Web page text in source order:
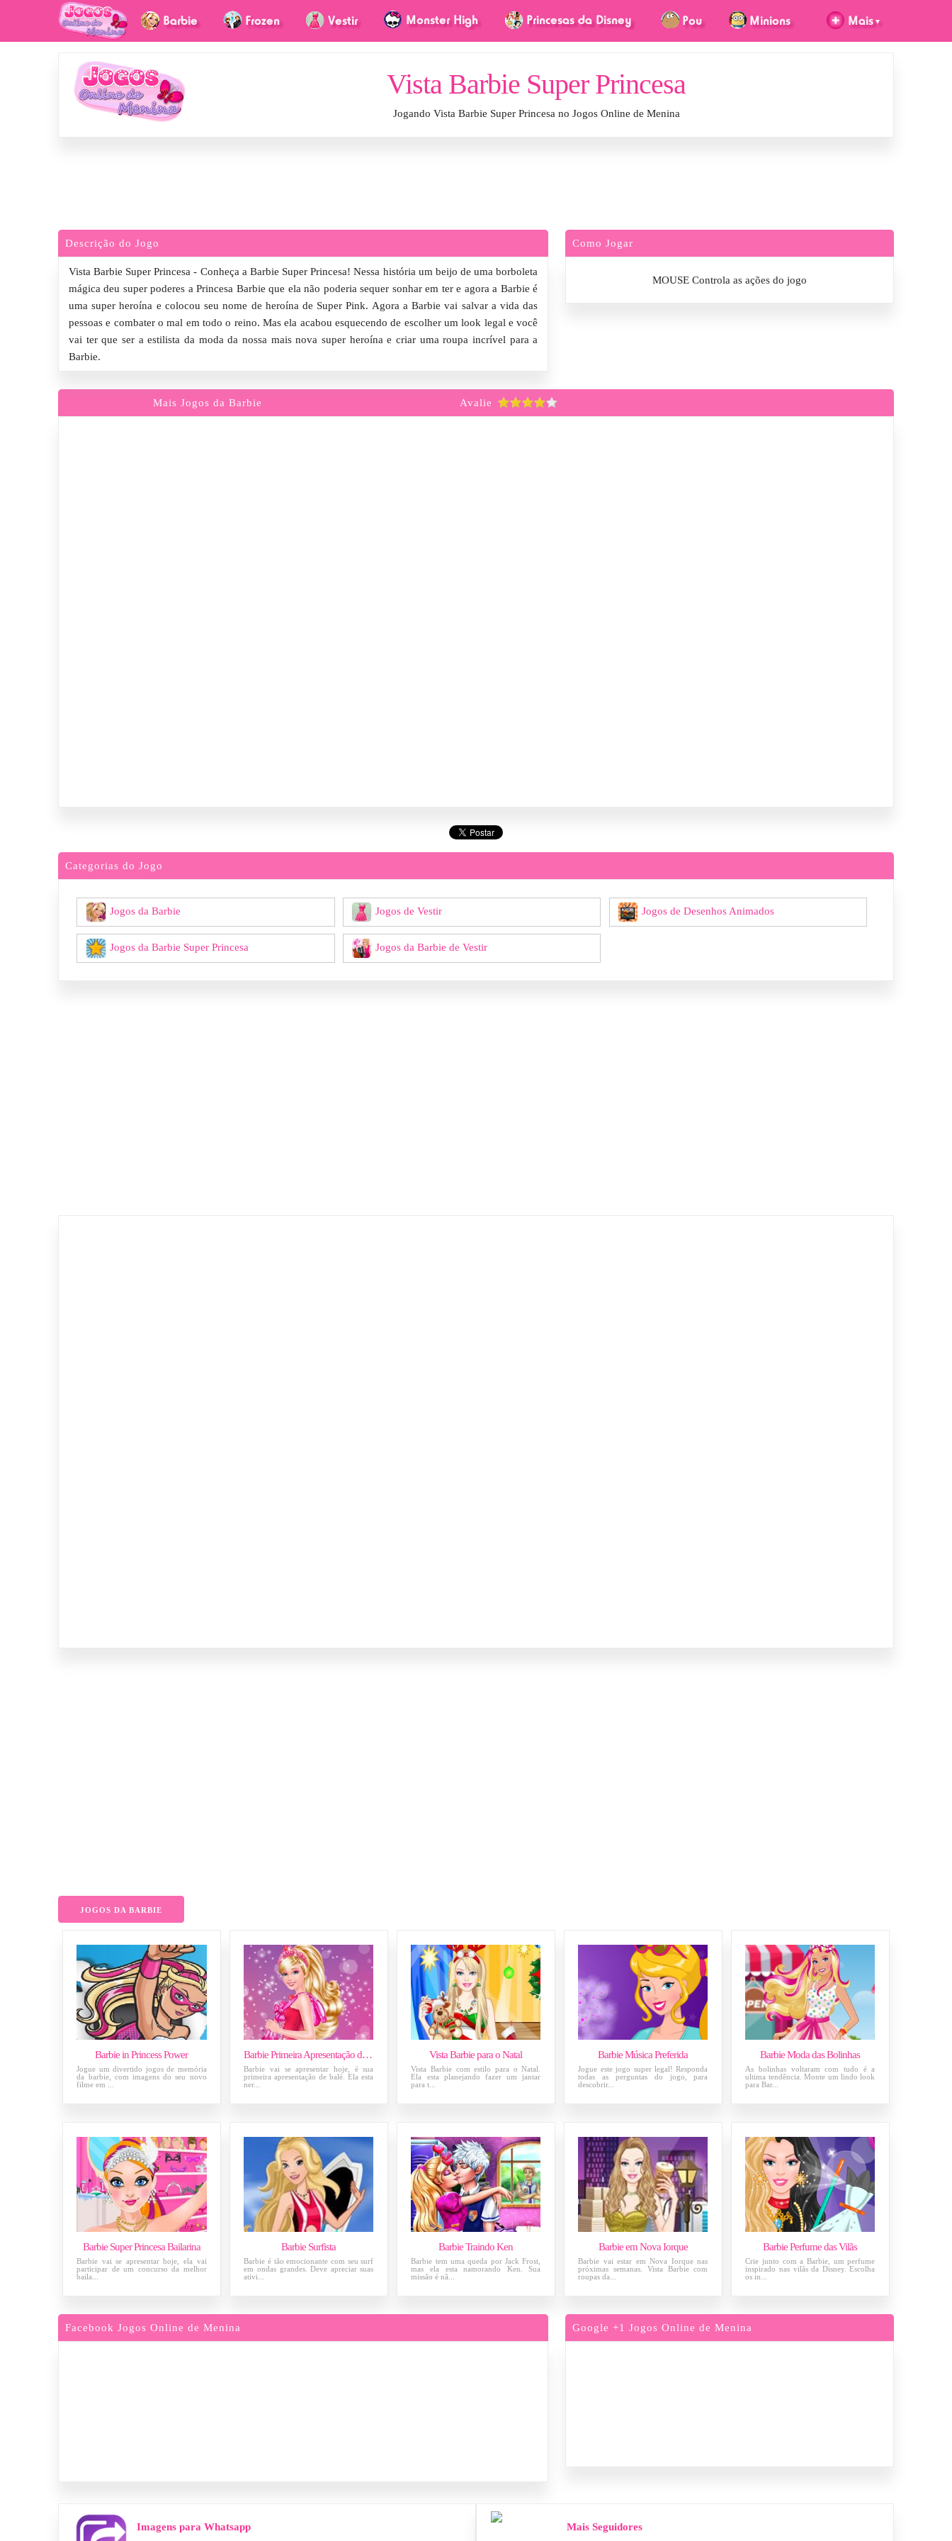
Vista Barbie Super Princesa
Jogando Vista Barbie Super Princesa no Jogos Online de Menina
Descrição do Jogo
Vista Barbie Super Princesa - Conheça a Barbie Super Princesa! Nessa história um beijo de uma borboleta
mágica deu super poderes a Princesa Barbie que ela não poderia sequer sonhar em ter e agora a Barbie é
uma super heroína e colocou seu nome de heroína de Super Pink. Agora a Barbie vai salvar a vida das
pessoas e combater o mal em todo o reino. Mas ela acabou esquecendo de escolher um look legal e você
vai ter que ser a estilista da moda da nossa mais nova super heroína e criar uma roupa incrível para a
Barbie.
Como Jogar
MOUSE Controla as ações do jogo
Mais Jogos da Barbie Avalie
Categorias do Jogo
Jogos da Barbie Jogos de Vestir Jogos de Desenhos Animados
Jogos da Barbie Super Princesa Jogos da Barbie de Vestir
JOGOS DA BARBIE
Barbie in Princess Power
Jogue um divertido jogos de memória
da barbie, com imagens do seu novo
filme em ...
Barbie Primeira Apresentação de Balé
Barbie vai se apresentar hoje, é sua
primeira apresentação de balé. Ela esta
ner...
Vista Barbie para o Natal
Vista Barbie com estilo para o Natal.
Ela esta planejando fazer um jantar
para t...
Barbie Música Preferida
Jogue este jogo super legal! Responda
todas as perguntas do jogo, para
descobrir...
Barbie Moda das Bolinhas
As bolinhas voltaram com tudo é a
ultima tendência. Monte um lindo look
para Bar...
Barbie Super Princesa Bailarina
Barbie vai se apresentar hoje, ela vai
participar de um concurso da melhor
baila...
Barbie Surfista
Barbie é tão emocionante com seu surf
em ondas grandes. Deve apreciar suas
ativi...
Barbie Traindo Ken
Barbie tem uma queda por Jack Frost,
mas ela esta namorando Ken. Sua
missão é nã...
Barbie em Nova Iorque
Barbie vai estar em Nova Iorque nas
próximas semanas. Vista Barbie com
roupas da...
Barbie Perfume das Vilãs
Crie junto com a Barbie, um perfume
inspirado nas vilãs da Disney. Escolha
os in...
Facebook Jogos Online de Menina Google +1 Jogos Online de Menina
Imagens para Whatsapp Mais Seguidores